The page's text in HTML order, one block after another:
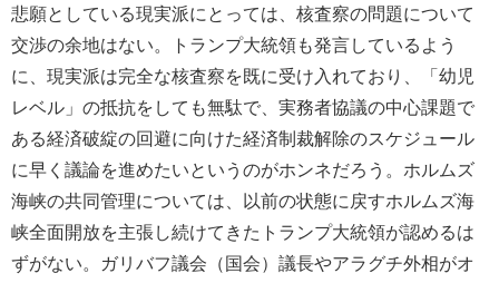
悲願としている現実派にとっては、核査察の問題について
交渉の余地はない。トランプ大統領も発言しているよう
に、現実派は完全な核査察を既に受け入れており、「幼児
レベル」の抵抗をしても無駄で、実務者協議の中心課題で
ある経済破綻の回避に向けた経済制裁解除のスケジュール
に早く議論を進めたいというのがホンネだろう。ホルムズ
海峡の共同管理については、以前の状態に戻すホルムズ海
峡全面開放を主張し続けてきたトランプ大統領が認めるは
ずがない。ガリバフ議会（国会）議長やアラグチ外相がオ